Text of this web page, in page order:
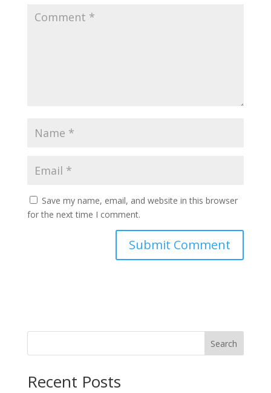
Save my name, email, and website in this browser
for the next time I comment.
Search
Recent Posts